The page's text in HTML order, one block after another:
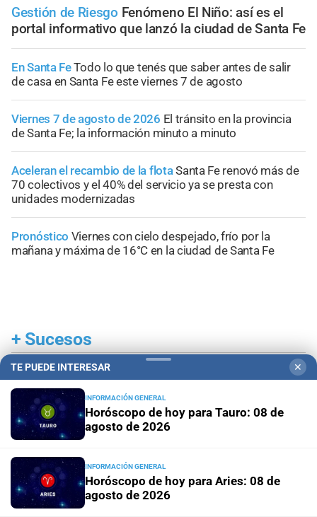
Gestión de Riesgo Fenómeno El Niño: así es el
portal informativo que lanzó la ciudad de Santa Fe
En Santa FeTodo lo que tenés que saber antes de salir
de casa en Santa Fe este viernes 7 de agosto
Viernes 7 de agosto de 2026 El tránsito en la provincia
de Santa Fe; la información minuto a minuto
Aceleran el recambio de la flotaSanta Fe renovó más de
70 colectivos y el 40% del servicio ya se presta con
unidades modernizadas
Pronóstico Viernes con cielo despejado, frío por la
mañana y máxima de 16°C en la ciudad de Santa Fe
+ Sucesos
TE PUEDE INTERESAR ✕
INFORMACIÓN GENERAL
Horóscopo de hoy para Tauro: 08 de
agosto de 2026
INFORMACIÓN GENERAL
Horóscopo de hoy para Aries: 08 de
agosto de 2026